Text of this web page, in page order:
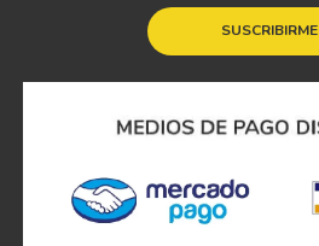
SUSCRIBIRME